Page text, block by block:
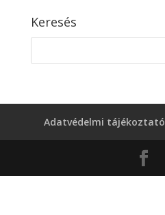
Keresés
Adatvédelmi tájékoztató